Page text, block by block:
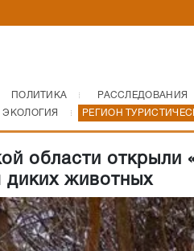
ПОЛИТИКА РАССЛЕДОВАНИЯ
ЭКОЛОГИЯ РЕГИОН
области открыли
диких животных